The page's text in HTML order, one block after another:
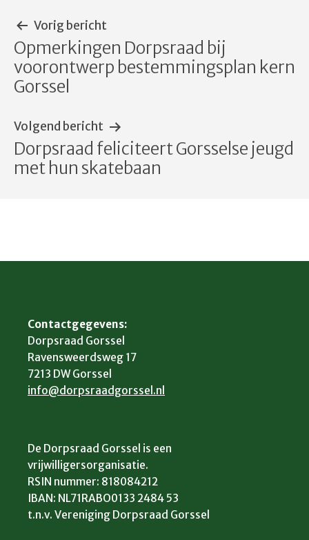
Bericht
navigatie
Vorig bericht
Opmerkingen Dorpsraad bij
voorontwerp bestemmingsplan kern
Gorssel
Volgend bericht
Dorpsraad feliciteert Gorsselse jeugd
met hun skatebaan
Contactgegevens:
Dorpsraad Gorssel
Ravensweerdsweg 17
7213 DW Gorssel
info@dorpsraadgorssel.nl
De Dorpsraad Gorssel is een
vrijwilligersorganisatie.
RSIN nummer: 818084212
IBAN: NL71RABO0133 2484 53
t.n.v. Vereniging Dorpsraad Gorssel